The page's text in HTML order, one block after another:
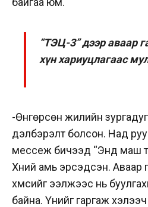
“ТЭЦ-3” дээр аваар
хүн хариуцлагаас
-Өнгөрсөн жилийн
дэлбэрэлт болсон. Над
мессеж бичээд “Энд маш
Хүний амь эрсэдсэн. Аваар
хүмүүсийг ээлжээс нь
байна. Үүнийг гаргаж хэлээч